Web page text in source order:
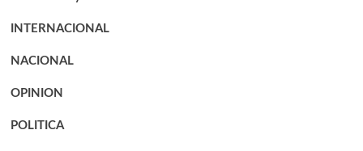
INTERNACIONAL
NACIONAL
OPINION
POLITICA